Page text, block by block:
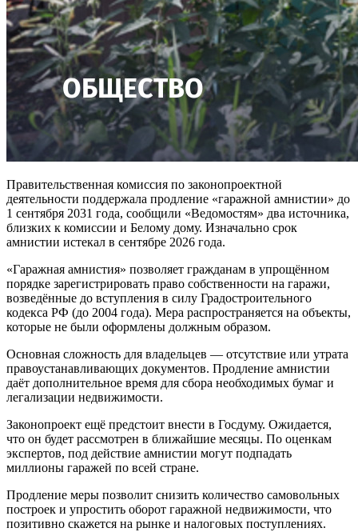
Правительственная комиссия по законопроектной
деятельности поддержала продление «гаражной амнистии» до
1 сентября 2031 года, сообщили «Ведомостям» два источника,
близких к комиссии и Белому дому. Изначально срок
амнистии истекал в сентябре 2026 года.
«Гаражная амнистия» позволяет гражданам в упрощённом
порядке зарегистрировать право собственности на гаражи,
возведённые до вступления в силу Градостроительного
кодекса РФ (до 2004 года). Мера распространяется на объекты,
которые не были оформлены должным образом.
Основная сложность для владельцев — отсутствие или утрата
правоустанавливающих документов. Продление амнистии
даёт дополнительное время для сбора необходимых бумаг и
легализации недвижимости.
Законопроект ещё предстоит внести в Госдуму. Ожидается,
что он будет рассмотрен в ближайшие месяцы. По оценкам
экспертов, под действие амнистии могут подпадать
миллионы гаражей по всей стране.
Продление меры позволит снизить количество самовольных
построек и упростить оборот гаражной недвижимости, что
позитивно скажется на рынке и налоговых поступлениях.